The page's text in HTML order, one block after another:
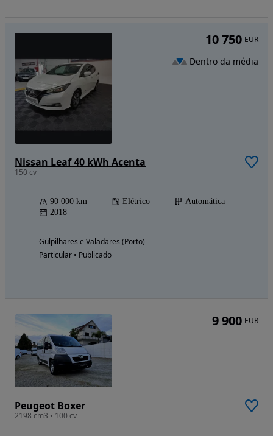
Nissan Leaf 40 kWh Acenta
150 cv
90 000 km Elétrico
Automática
2018
Gulpilhares e Valadares (Porto)
Particular • Publicado
10 750 EUR
Dentro da média
Peugeot Boxer
2198 cm3 • 100 cv
9 900 EUR